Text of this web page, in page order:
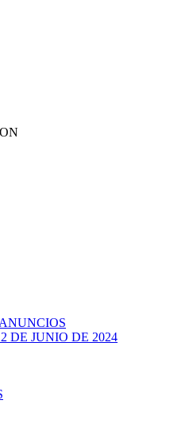
DE JUNIO DE 2024